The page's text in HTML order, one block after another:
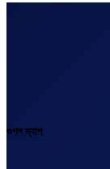
গুগল ম্যাপ